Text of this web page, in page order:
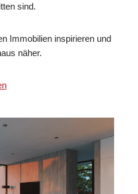
sind.
Immobilien inspirieren und
näher.